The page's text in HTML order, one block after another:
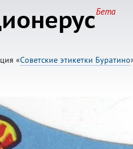
Бета
«Советские этикетки Буратино